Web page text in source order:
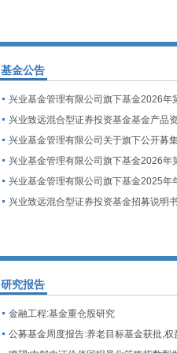
基金公告
研究报告
金融工程:基金重仓股研究